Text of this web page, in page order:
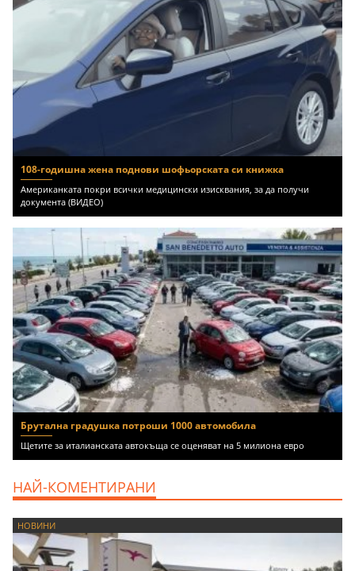
108-годишна жена поднови шофьорската си книжка
Американката покри всички медицински изисквания, за да получи
документа (ВИДЕО)
Брутална градушка потроши 1000 автомобила
Щетите за италианската автокъща се оценяват на 5 милиона евро
НАЙ-КОМЕНТИРАНИ
НОВИНИ